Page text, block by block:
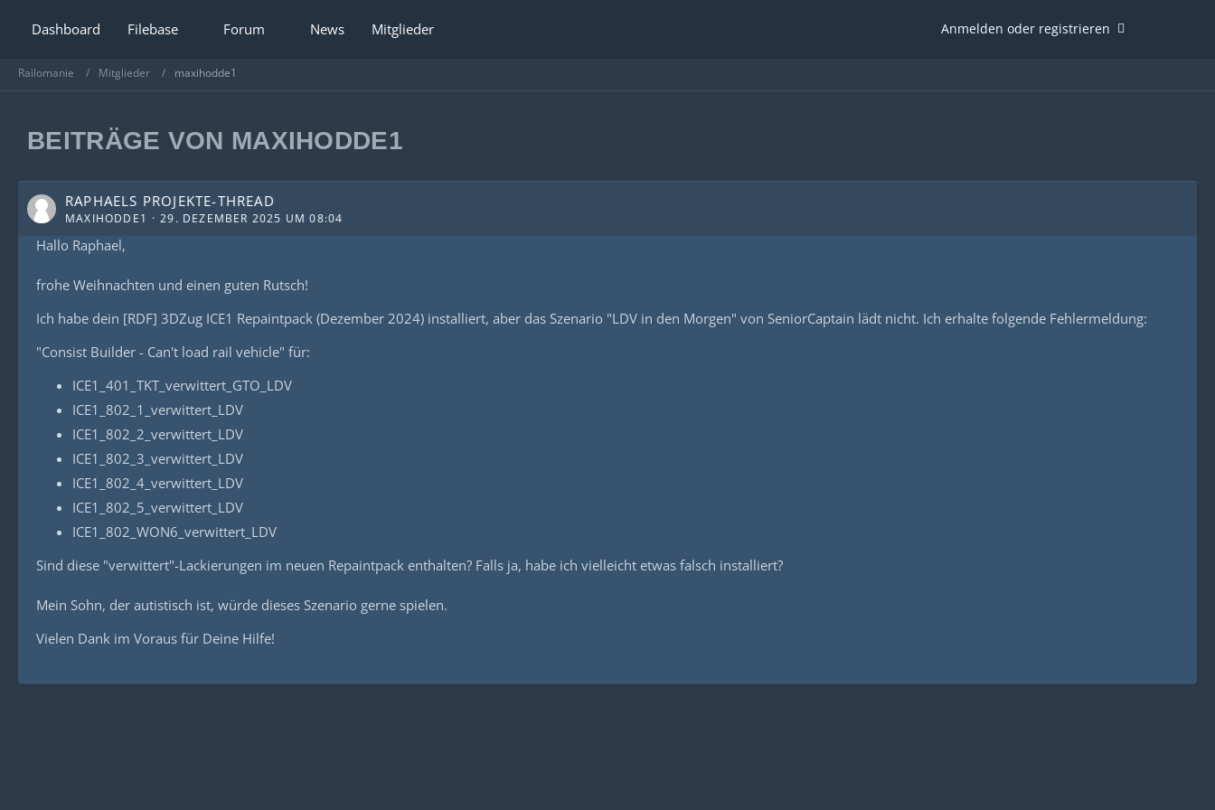
Dashboard Filebase Forum News Mitglieder Anmelden oder registrieren
Railomanie Mitglieder maxihodde1
BEITRÄGE VON MAXIHODDE1
RAPHAELS PROJEKTE-THREAD
MAXIHODDE1 29. DEZEMBER 2025 UM 08:04
Hallo Raphael,
frohe Weihnachten und einen guten Rutsch!
Ich habe dein [RDF] 3DZug ICE1 Repaintpack (Dezember 2024) installiert, aber das Szenario "LDV in den Morgen" von SeniorCaptain lädt nicht. Ich erhalte folgende Fehlermeldung:
"Consist Builder - Can't load rail vehicle" für:
ICE1_401_TKT_verwittert_GTO_LDV
ICE1_802_1_verwittert_LDV
ICE1_802_2_verwittert_LDV
ICE1_802_3_verwittert_LDV
ICE1_802_4_verwittert_LDV
ICE1_802_5_verwittert_LDV
ICE1_802_WON6_verwittert_LDV
Sind diese "verwittert"-Lackierungen im neuen Repaintpack enthalten? Falls ja, habe ich vielleicht etwas falsch installiert?
Mein Sohn, der autistisch ist, würde dieses Szenario gerne spielen.
Vielen Dank im Voraus für Deine Hilfe!